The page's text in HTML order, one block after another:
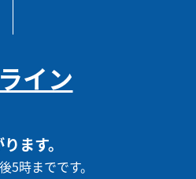
イン
ます。
時までです。